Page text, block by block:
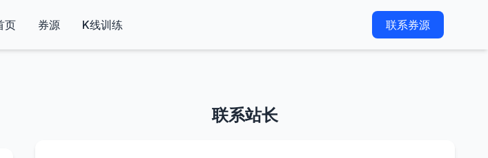
页 券源 K线训练 联系券源
联系站长